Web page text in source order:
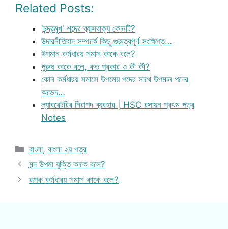
Related Posts:
'চন্দ্রমুখ' শব্দের ব্যাসবাক্য কোনটি?
উদারনীতিবাদ সম্পর্কে কিছু গুরুত্বপূর্ণ সংক্ষিপ্ত…
উপমান কর্মধারয় সমাস কাকে বলে?
পুরুষ কাকে বলে, কত প্রকার ও কী কী?
কোন কর্মধারয় সমাসে উপমেয় পদের সাথে উপমান পদের
অভেদ…
ল্যাবরেটরির নিরাপদ ব্যবহার | HSC রসায়ন প্রথম পত্র
Notes
Categories
বাংলা,বাংলা ২য় পত্র
মন্দ উপমা যুক্তি কাকে বলে?
রূপক কর্মধারয় সমাস কাকে বলে?